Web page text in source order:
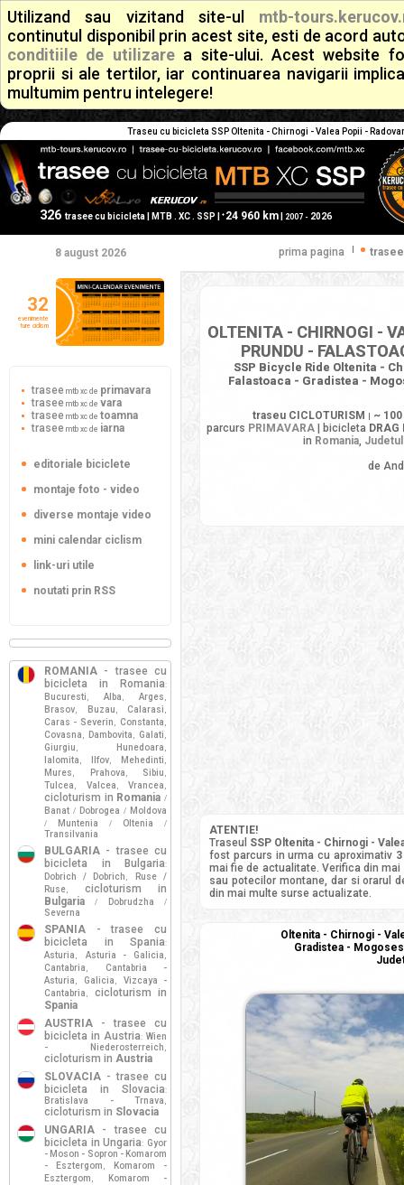
Utilizand sau vizitand site-ul mtb-
continutul disponibil prin acest site, esti de acord
conditiile de utilizarea site-ului. Acest website
proprii si ale tertilor, iar continuarea navigarii
multumim pentru intelegere!
Traseu cu bicicleta SSP Oltenita - Chirnogi - Valea Popii -
326 trasee cu bicicleta | MTB . XC . SSP | + 24 960 km| 2007 - 2026
8 august 2026 prima pagina
OLTENITA - CHIRNOGI -
PRUNDU -
SSP Bicycle Ride Oltenita -
Falastoaca - Gradistea -
traseu CICLOTURISM
~
parcurs PRIMAVARA | bicicleta
in Romania,
de
ATENTIE!
Traseul SSP Oltenita - Chirnogi -
fost parcurs in urma cu aproximativ
mai fie de actualitate. Verifica din
sau potecilor montane, dar si orarul
din mai multe surse actualizate.
Oltenita - Chirnogi -
Gradistea -
32
evenimente
ture ciclism
trasee mtb xc de primavara
trasee mtb xc de vara
trasee mtb xc de toamna
trasee mtb xc de iarna
editoriale biciclete
montaje foto - video
diverse montaje video
mini calendar ciclism
link-uri utile
noutati prin RSS
ROMANIA - trasee cu
bicicleta in Romania:
Bucuresti , Alba , Arges ,
Brasov, Buzau , Calarasi ,
Caras - Severin , Constanta ,
Covasna , Dambovita , Galati ,
Giurgiu , Hunedoara ,
Ialomita , Ilfov, Mehedinti ,
Mures , Prahova , Sibiu ,
Tulcea , Valcea , Vrancea ,
cicloturism in Romania /
Banat / Dobrogea / Moldova
/ Muntenia / Oltenia /
Transilvania
BULGARIA - trasee cu
bicicleta in Bulgaria:
Dobrich / Dobrich ,
Ruse /
Ruse,
cicloturism in
Bulgaria
/ Dobrudzha /
Severna
SPANIA - trasee cu
bicicleta in Spania:
Asturia , Asturia - Galicia ,
Cantabria ,
Cantabria -
Asturia , Galicia ,
Vizcaya -
Cantabria ,
cicloturism in
Spania
AUSTRIA - trasee cu
bicicleta in Austria: Wien
- Niederosterreich ,
cicloturism in Austria
SLOVACIA - trasee cu
bicicleta in Slovacia:
Bratislava - Trnava ,
cicloturism in Slovacia
UNGARIA - trasee cu
bicicleta in Ungaria: Gyor
- Moson - Sopron - Komarom
- Esztergom ,
Komarom -
Esztergom ,
Komarom -